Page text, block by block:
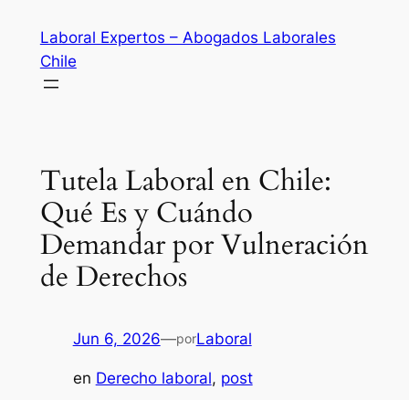
contenido
Laboral Expertos – Abogados Laborales
Chile
Tutela Laboral en Chile:
Qué Es y Cuándo
Demandar por Vulneración
de Derechos
Jun 6, 2026—porLaboral
en Derecho laboral, post